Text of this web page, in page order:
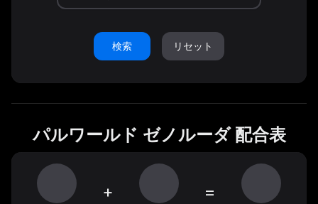
検索 リセット
パルワールド ゼノルーダ 配合表
+ =